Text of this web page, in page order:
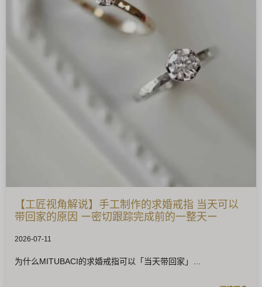
【工匠视角解说】手工制作的求婚戒指 当天可以
带回家的原因 ー密切跟踪完成前的一整天ー
2026-07-11
为什么MITUBACI的求婚戒指可以「当天带回家」